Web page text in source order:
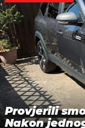
Provjerili
Nakon